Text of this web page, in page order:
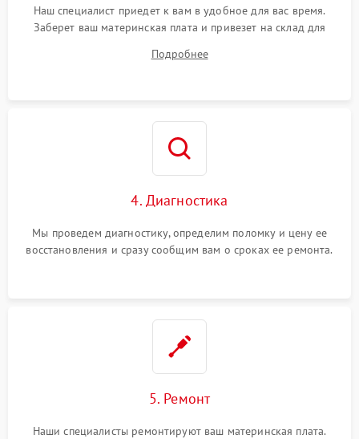
Наш специалист приедет к вам в удобное для вас время.
Заберет ваш материнская плата и привезет на склад для
Подробнее
4. Диагностика
Мы проведем диагностику, определим поломку и цену ее
восстановления и сразу сообщим вам о сроках ее ремонта.
5. Ремонт
Наши специалисты ремонтируют ваш материнская плата.